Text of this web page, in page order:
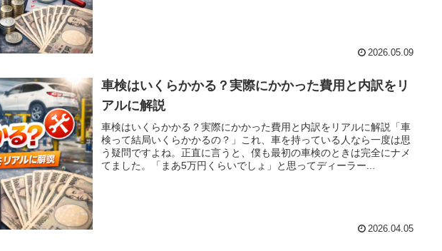
2026.05.09
車検はいくらかかる？実際にかかった費用と内訳をリ
アルに解説
車検はいくらかかる？実際にかかった費用と内訳をリアルに解説「車
検って結局いくらかかるの？」これ、車を持っている人なら一度は思
う疑問ですよね。正直に言うと、僕も最初の車検のときは完全にナメ
てました。「まあ5万円くらいでしょ」と思ってディーラー...
2026.04.05